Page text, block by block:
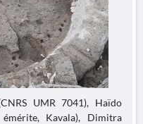
UMR 7041), Haïdo
émérite, Kavala), Dimitra